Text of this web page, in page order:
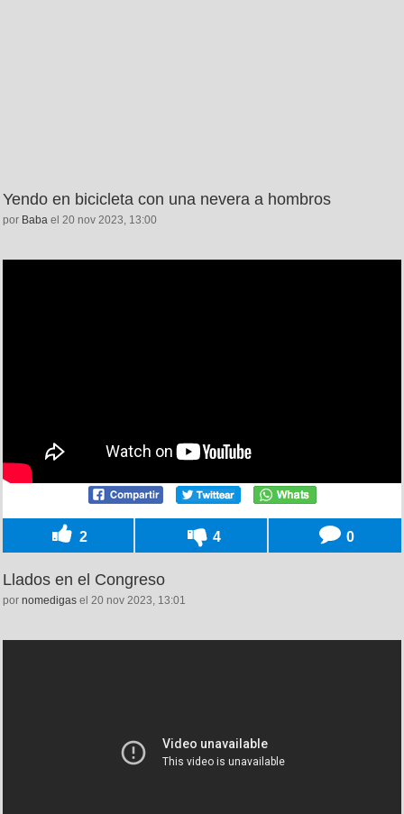
Yendo en bicicleta con una nevera a hombros
por Baba el 20 nov 2023, 13:00
2 4 0
Llados en el Congreso
por nomedigas el 20 nov 2023, 13:01